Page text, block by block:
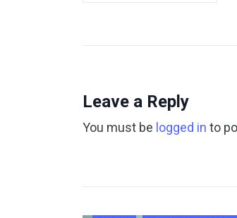
Leave a Reply
You must be logged in to